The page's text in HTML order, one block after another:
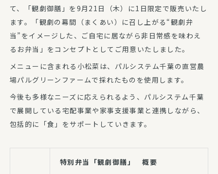
て、「観劇御膳」を9月21日（木）に1日限定で販売いたし
ます。「観劇の幕間（まくあい）に召し上がる“観劇弁
当”をイメージした、ご自宅に居ながら非日常感を味わえ
るお弁当」をコンセプトとしてご用意いたしました。
メニューに含まれる小松菜は、パルシステム千葉の直営農
場パルグリーンファームで採れたものを使用します。
今後も多様なニーズに応えられるよう、パルシステム千葉
で展開している宅配事業や家事支援事業と連携しながら、
包括的に「食」をサポートしていきます。
特別弁当「観劇御膳」 概要